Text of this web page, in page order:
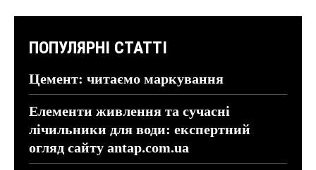
ПОПУЛЯРНІ СТАТТІ
Цемент: читаємо маркування
Елементи живлення та сучасні
лічильники для води: експертний
огляд сайту antap.com.ua